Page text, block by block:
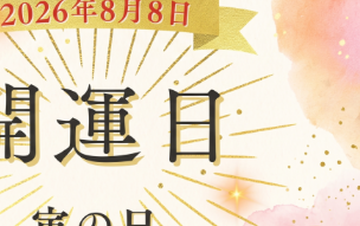
放送は、シンガーソングライター・バー
っちぼろまるさんをゲストに迎えてお届
タイムフリーで聴く
、プレミアム会員の登録でご利用いた
安になっちゃったりするでしょう。
んがいるときって、やっぱり楽しいけ
ないときって、ちょっと子育てが憂鬱
て出ちゃうじゃないですか。子どもの元
いうのも、元気なときには「もう！」と
れど、頭が痛いときはキツイもんね。そ
よね。
ることは、あなたの「我慢しすぎ・自
す。
だ本音や感情」を暗示しています。ダ
かで、あなたがなぜ言いたいことを飲み
その理由と、我慢の深さがわかります。